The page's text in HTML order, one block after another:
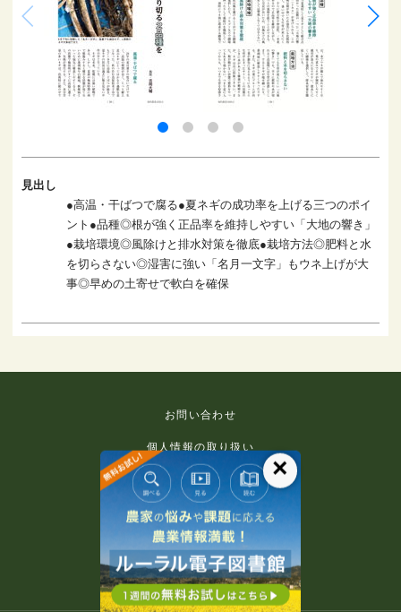
見出し
●高温・干ばつで腐る●夏ネギの成功率を上げる三つのポイ
ント●品種◎根が強く正品率を維持しやすい「大地の響き」
●栽培環境◎風除けと排水対策を徹底●栽培方法◎肥料と水
を切らさない◎湿害に強い「名月一文字」もウネ上げが大
事◎早めの土寄せで軟白を確保
お問い合わせ
個人情報の取り扱い
免責事項
利用規約
推奨環境
著作権等について
×